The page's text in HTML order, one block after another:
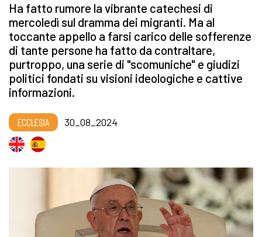
Ha fatto rumore la vibrante catechesi di
mercoledì sul dramma dei migranti. Ma al
toccante appello a farsi carico delle sofferenze
di tante persone ha fatto da contraltare,
purtroppo, una serie di "scomuniche" e giudizi
politici fondati su visioni ideologiche e cattive
informazioni.
ECCLESIA 30_08_2024